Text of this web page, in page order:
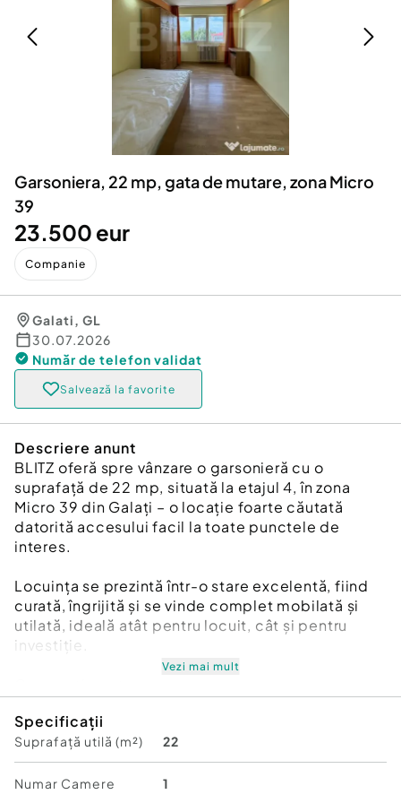
Servicii
Animale de companie
Afaceri și echipamente profesionale
Inchiriere Bunuri si Vehicule
Utilaje agricole si industriale
Piese auto si accesorii
Garsoniera, 22 mp, gata de mutare, zona Micro
39
23.500 eur
Companie
Galati, GL
30.07.2026
Număr de telefon validat
Salvează la favorite
Descriere anunt
BLITZ oferă spre vânzare o garsonieră cu o
suprafață de 22 mp, situată la etajul 4, în zona
Micro 39 din Galați – o locație foarte căutată
datorită accesului facil la toate punctele de
interes.
Locuința se prezintă într-o stare excelentă, fiind
curată, îngrijită și se vinde complet mobilată și
utilată, ideală atât pentru locuit, cât și pentru
investiție.
* baie
* dormitor
Dotări și avantaje:
Vezi mai mult
Specificații
Suprafață utilă (m²) 22
Numar Camere 1